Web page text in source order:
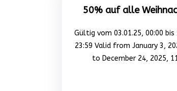
50% auf alle
Gültig vom 03.01.25, 00:00 bis
23:59 Valid from January 3,
to December 24, 2025,